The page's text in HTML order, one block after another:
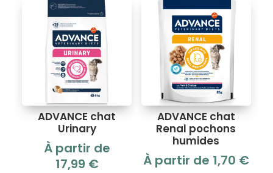
ADVANCE chat
Urinary
À partir de
17,99 €
ADVANCE chat
Renal pochons
humides
À partir de 1,70 €